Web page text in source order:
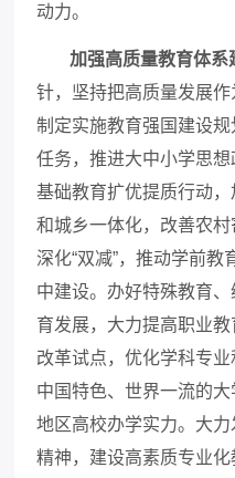
动力。
加强高质量教育体系
针，坚持把高质量发展作
制定实施教育强国建设
任务，推进大中小学思
基础教育扩优提质行动
和城乡一体化，改善农
深化“双减”，推动学前
中建设。办好特殊教育
育发展，大力提高职业
改革试点，优化学科专
中国特色、世界一流的
地区高校办学实力。大
精神，建设高素质专业